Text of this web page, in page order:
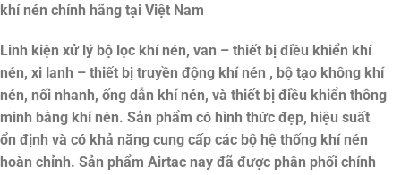
khí nén chính hãng tại Việt Nam
Linh kiện xử lý bộ lọc khí nén, van – thiết bị điều khiển khí
nén, xi lanh – thiết bị truyền động khí nén , bộ tạo không khí
nén, nối nhanh, ống dẫn khí nén, và thiết bị điều khiển thông
minh bằng khí nén. Sản phẩm có hình thức đẹp, hiệu suất
ổn định và có khả năng cung cấp các bộ hệ thống khí nén
hoàn chỉnh. Sản phẩm Airtac nay đã được phân phối chính